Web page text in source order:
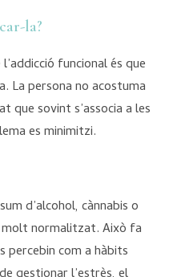
la?
funcional és que
La persona no acostuma
que sovint s’associa a les
es minimitzi.
d’alcohol, cànnabis o
normalitzat. Això fa
percebin com a hàbits